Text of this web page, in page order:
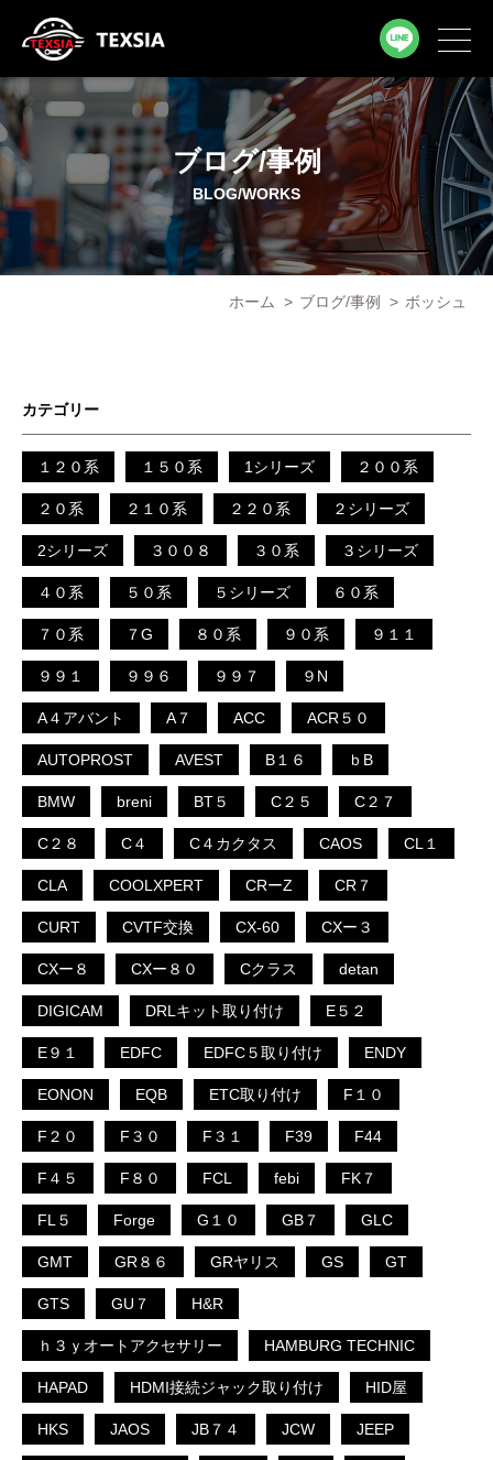
ブログ/事例
BLOG/WORKS
ホーム > ブログ/事例 > ボッシュ
カテゴリー
１２０系 １５０系 1シリーズ ２００系
２０系 ２１０系 ２２０系 ２シリーズ
2シリーズ ３００８ ３０系 ３シリーズ
４０系 ５０系 ５シリーズ ６０系
７０系 ７G ８０系 ９０系 ９１１
９９１ ９９６ ９９７ ９N
A４アバント A７ ACC ACR５０
AUTOPROST AVEST B１６ ｂB
BMW breni BT５ C２５ C２７
C２８ C４ C４カクタス CAOS CL１
CLA COOLXPERT CRーZ CR７
CURT CVTF交換 CX-60 CXー３
CXー８ CXー８０ Cクラス detan
DIGICAM DRLキット取り付け E５２
E９１ EDFC EDFC５取り付け ENDY
EONON EQB ETC取り付け F１０
F２０ F３０ F３１ F39 F44
F４５ F８０ FCL febi FK７
FL５ Forge G１０ GB７ GLC
GMT GR８６ GRヤリス GS GT
GTS GU７ H&R
ｈ３ｙオートアクセサリー HAMBURG TECHNIC
HAPAD HDMI接続ジャック取り付け HID屋
HKS JAOS JB７４ JCW JEEP